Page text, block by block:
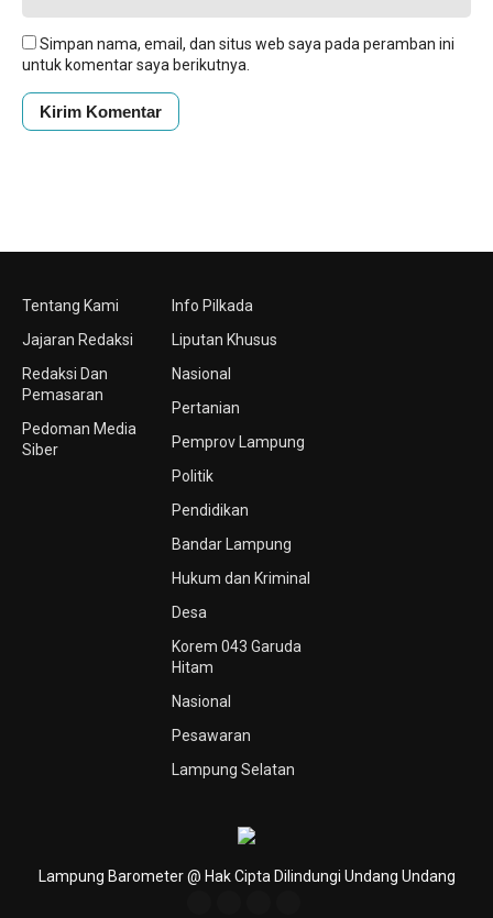
Simpan nama, email, dan situs web saya pada peramban ini
untuk komentar saya berikutnya.
Tentang Kami
Jajaran Redaksi
Redaksi Dan
Pemasaran
Pedoman Media
Siber
Info Pilkada
Liputan Khusus
Nasional
Pertanian
Pemprov Lampung
Politik
Pendidikan
Bandar Lampung
Hukum dan Kriminal
Desa
Korem 043 Garuda
Hitam
Nasional
Pesawaran
Lampung Selatan
Lampung Barometer @ Hak Cipta Dilindungi Undang Undang